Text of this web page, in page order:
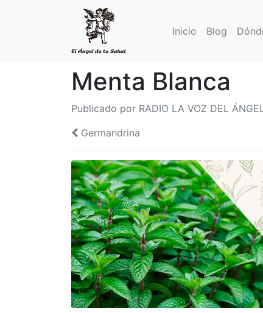
Inicio Blog
Menta Blanca
Publicado por RADIO LA VOZ DEL
Germandrina